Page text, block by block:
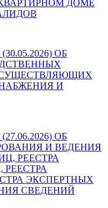
ДОМЕ
(30.05.2026) ОБ
И
(27.06.2026) ОБ
И ВЕДЕНИЯ
РЕЕСТРА
ЭКСПЕРТНЫХ
СВЕДЕНИЙ